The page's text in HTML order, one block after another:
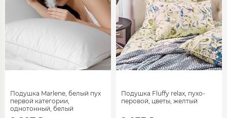
Подушка Marlene, белый пух
первой категории,
однотонный, белый
Подушка Fluffy relax, пухо-
перовой, цветы, желтый